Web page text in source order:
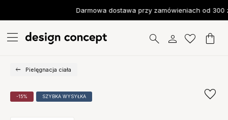
Darmowa dostawa przy zamówieniach od 300
Pielęgnacja ciała
-15% SZYBKA WYSYŁKA